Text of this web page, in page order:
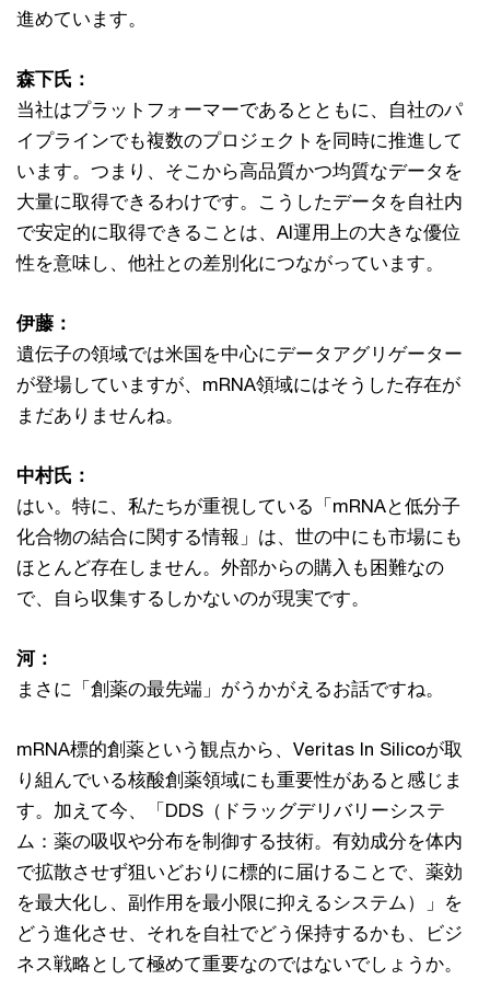
進めています。
森下氏：
当社はプラットフォーマーであるとともに、自社のパ
イプラインでも複数のプロジェクトを同時に推進して
います。つまり、そこから高品質かつ均質なデータを
大量に取得できるわけです。こうしたデータを自社内
で安定的に取得できることは、AI運用上の大きな優位
性を意味し、他社との差別化につながっています。
伊藤：
遺伝子の領域では米国を中心にデータアグリゲーター
が登場していますが、mRNA領域にはそうした存在が
まだありませんね。
中村氏：
はい。特に、私たちが重視している「mRNAと低分子
化合物の結合に関する情報」は、世の中にも市場にも
ほとんど存在しません。外部からの購入も困難なの
で、自ら収集するしかないのが現実です。
河：
まさに「創薬の最先端」がうかがえるお話ですね。
mRNA標的創薬という観点から、Veritas In Silicoが取
り組んでいる核酸創薬領域にも重要性があると感じま
す。加えて今、「DDS（ドラッグデリバリーシステ
ム：薬の吸収や分布を制御する技術。有効成分を体内
で拡散させず狙いどおりに標的に届けることで、薬効
を最大化し、副作用を最小限に抑えるシステム）」を
どう進化させ、それを自社でどう保持するかも、ビジ
ネス戦略として極めて重要なのではないでしょうか。